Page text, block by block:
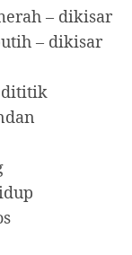
– dikisar
– dikisar
dititik